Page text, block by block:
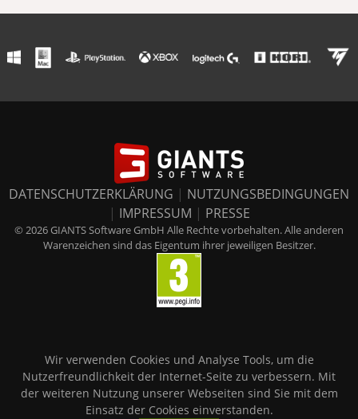
DATENSCHUTZERKLÄRUNG | NUTZUNGSBEDINGUNGEN
| IMPRESSUM | PRESSE
© 2026 GIANTS Software GmbH Alle Rechte vorbehalten. Alle anderen
Warenzeichen sind das Eigentum ihrer jeweiligen Besitzer.
Wir verwenden Cookies und Analyse Tools, um die
Nutzerfreundlichkeit der Internet-Seite zu verbessern. Mit
der weiteren Nutzung unserer Webseiten sind Sie mit dem
Einsatz der Cookies einverstanden.